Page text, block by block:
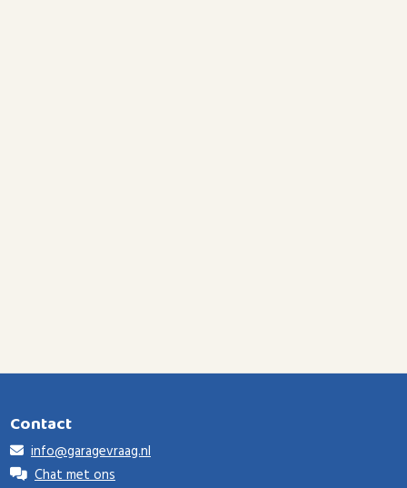
Contact
info@garagevraag.nl
Chat met ons